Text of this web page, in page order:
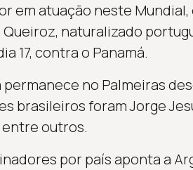
em atuação neste
naturalizado
17, contra o Panamá.
no Palmeiras
brasileiros foram Jorge
outros.
por país aponta a